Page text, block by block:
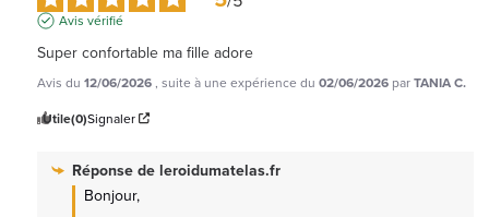
Avis vérifié
Super confortable ma fille adore
Avis du 12/06/2026, suite à une expérience du 02/06/2026 parTANIA C.
Utile(0)Signaler
Réponse de leroidumatelas.fr
Bonjour,